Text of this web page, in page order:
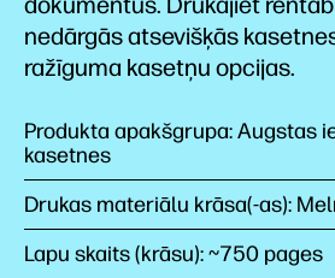
nedārgās atsevišķās
ražīguma kasetņu opcijas.
Produkta apakšgrupa: Augstas
kasetnes
Drukas materiālu krāsa(-as):
Lapu skaits (krāsu): ~750 pages